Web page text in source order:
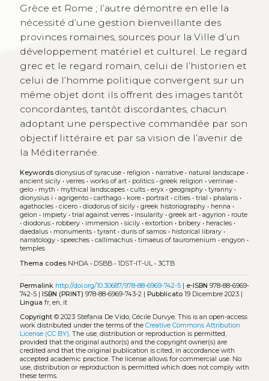
Grèce et Rome ; l’autre démontre en elle la
nécessité d’une gestion bienveillante des
provinces romaines, sources pour la Ville d’un
développement matériel et culturel. Le regard
grec et le regard romain, celui de l’historien et
celui de l’homme politique convergent sur un
même objet dont ils offrent des images tantôt
concordantes, tantôt discordantes, chacun
adoptant une perspective commandée par son
objectif littéraire et par sa vision de l’avenir de
la Méditerranée.
Keywords dionysius of syracuse• religion • narrative• natural landscape•
ancient sicily• verres• works of art• politics• greek religion • verrinae•
gelo• myth • mythical landscapes• cults• eryx• geography• tyranny•
dionysius i • agrigento• carthago• kore• portrait• cities• trial • phalaris•
agathocles• cicero• diodorus of sicily• greek historiography• henna •
gelon • impiety• trial against verres• insularity• greek art• agyrion • route
• diodorus• robbery• immersion • sicily• extortion • bribery• heracles•
daedalus• monuments• tyrant• duris of samos• historical library•
narratology• speeches• callimachus• timaeus of tauromenium • engyon •
temples
Thema codes NHDA• DSBB• 1DST-IT-UL• 3CTB
Permalink http://doi.org/10.30687/978-88-6969-742-5| e-ISBN 978-88-6969-
742-5 | ISBN (PRINT) 978-88-6969-743-2 | Pubblicato19 Dicembre 2023 |
Lingua fr, en, it
Copyright© 2023 Stefania De Vido, Cécile Durvye. This is an open-access
work distributed under the terms of the Creative Commons Attribution
License (CC BY). The use, distribution or reproduction is permitted,
provided that the original author(s) and the copyright owner(s) are
credited and that the original publication is cited, in accordance with
accepted academic practice. The license allows for commercial use. No
use, distribution or reproduction is permitted which does not comply with
these terms.